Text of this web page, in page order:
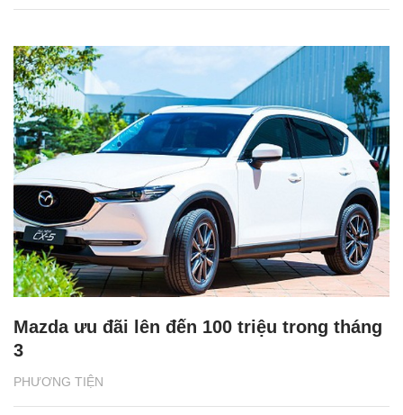
PHƯƠNG TIỆN
Mazda ưu đãi lên đến 100 triệu trong tháng
3